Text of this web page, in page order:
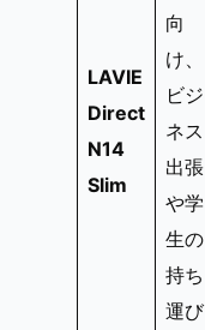
LAVIE
Direct
N14
Slim
向
け、
ビジ
ネス
出張
や学
生の
持ち
運び